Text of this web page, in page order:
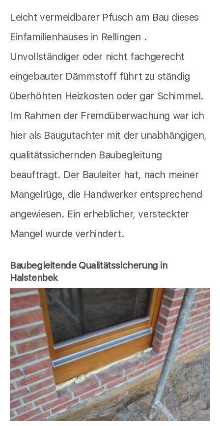
Leicht vermeidbarer Pfusch am Bau dieses
Einfamilienhauses in Rellingen .
Unvollständiger oder nicht fachgerecht
eingebauter Dämmstoff führt zu ständig
überhöhten Heizkosten oder gar Schimmel.
Im Rahmen der Fremdüberwachung war ich
hier als Baugutachter mit der unabhängigen,
qualitätssichernden Baubegleitung
beauftragt. Der Bauleiter hat, nach meiner
Mangelrüge, die Handwerker entsprechend
angewiesen. Ein erheblicher, versteckter
Mangel wurde verhindert.
Baubegleitende Qualitätssicherung in
Halstenbek